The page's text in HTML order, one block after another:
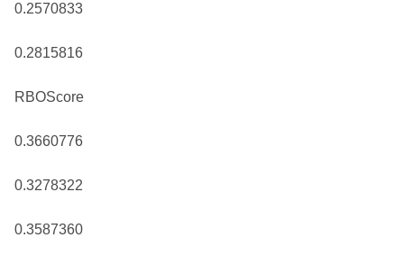
0.2570833
0.2815816
RBOScore
0.3660776
0.3278322
0.3587360